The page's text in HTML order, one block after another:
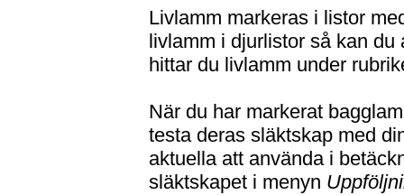
Livlamm markeras i listor
livlamm i djurlistor så kan
hittar du livlamm under
När du har markerat
testa deras släktskap med
aktuella att använda i
släktskapet i menyn